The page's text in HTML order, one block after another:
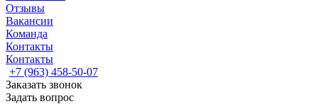
Отзывы
Вакансии
Команда
Контакты
Контакты
+7 (963) 458-50-07
Заказать звонок
Задать вопрос